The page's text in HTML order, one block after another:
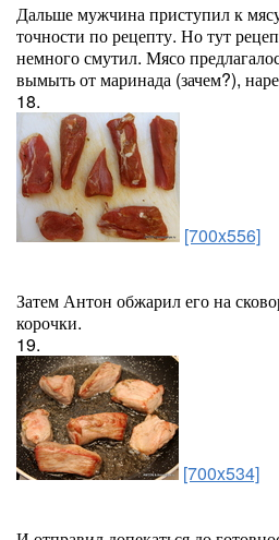
Дальше мужчина приступил к
точности по рецепту. Но тут
немного смутил. Мясо
вымыть от маринада (зачем?),
18.
[700x556]
Затем Антон обжарил его на
корочки.
19.
[700x534]